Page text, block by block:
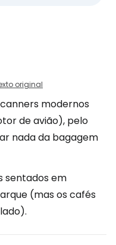
original
modernos
de avião), pelo
nada da bagagem
sentados em
(mas os cafés